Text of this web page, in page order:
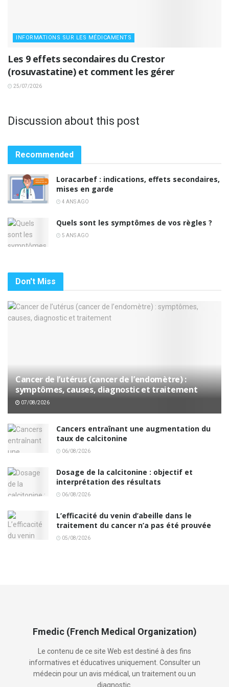
INFORMATIONS SUR LES MÉDICAMENTS
Les 9 effets secondaires du Crestor
(rosuvastatine) et comment les gérer
25/07/2026
Discussion about this post
Recommended
Loracarbef : indications, effets secondaires,
mises en garde
4 ANS AGO
Quels sont les symptômes de vos règles ?
5 ANS AGO
Don't Miss
Cancer de l’utérus (cancer de l’endomètre) :
symptômes, causes, diagnostic et traitement
07/08/2026
Cancers entraînant une augmentation du
taux de calcitonine
06/08/2026
Dosage de la calcitonine : objectif et
interprétation des résultats
06/08/2026
L’efficacité du venin d’abeille dans le
traitement du cancer n’a pas été prouvée
05/08/2026
Fmedic (French Medical Organization)
Le contenu de ce site Web est destiné à des fins
informatives et éducatives uniquement. Consulter un
médecin pour un avis médical, un traitement ou un
diagnostic.